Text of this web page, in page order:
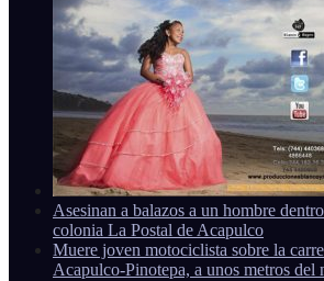
Asesinan a balazos a un hombre
colonia La Postal de Acapulco
Muere joven motociclista sobre la
Acapulco-Pinotepa, a unos metros del